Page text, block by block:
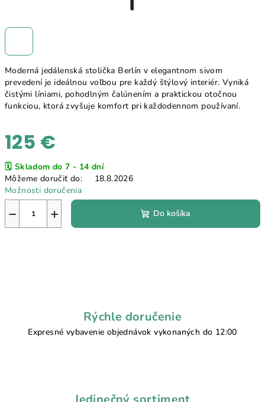
Moderná jedálenská stolička Berlín v elegantnom sivom
prevedení je ideálnou voľbou pre každý štýlový interiér. Vyniká
čistými líniami, pohodlným čalúnením a praktickou otočnou
funkciou, ktorá zvyšuje komfort pri každodennom používaní.
125 €
Jednotková
cena:
🗓️ Skladom do 7 - 14 dní
Môžeme doručiť do:
18.8.2026
Možnosti doručenia
+
− Do košíka
Rýchle doručenie
Expresné vybavenie objednávok vykonaných do 12:00